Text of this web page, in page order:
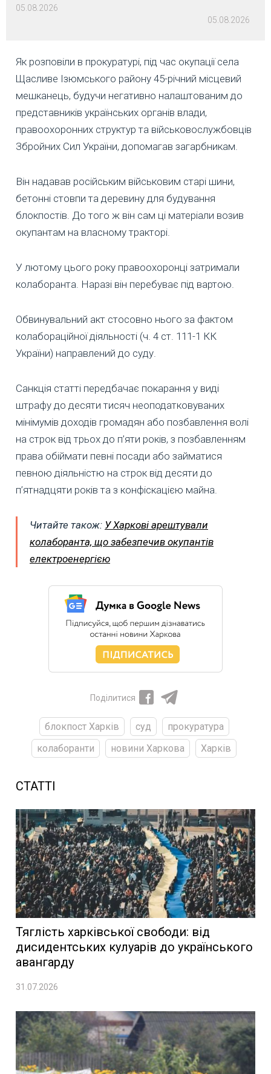
05.08.2026
05.08.2026
Як розповіли в прокуратурі, під час окупації села
Щасливе Ізюмського району 45-річний місцевий
мешканець, будучи негативно налаштованим до
представників українських органів влади,
правоохоронних структур та військовослужбовців
Збройних Сил України, допомагав загарбникам.
Він надавав російським військовим старі шини,
бетонні стовпи та деревину для будування
блокпостів. До того ж він сам ці матеріали возив
окупантам на власному тракторі.
У лютому цього року правоохоронці затримали
колаборанта. Наразі він перебуває під вартою.
Обвинувальний акт стосовно нього за фактом
колабораційної діяльності (ч. 4 ст. 111-1 КК
України) направлений до суду.
Санкція статті передбачає покарання у виді
штрафу до десяти тисяч неоподатковуваних
мінімумів доходів громадян або позбавлення волі
на строк від трьох до п’яти років, з позбавленням
права обіймати певні посади або займатися
певною діяльністю на строк від десяти до
п’ятнадцяти років та з конфіскацією майна.
Читайте також: У Харкові арештували
колаборанта, що забезпечив окупантів
електроенергією
Поділитися
блокпост Харків суд
прокуратура
колаборанти
новини Харкова Харків
СТАТТІ
Тяглість харківської свободи: від
дисидентських кулуарів до українського
авангарду
31.07.2026